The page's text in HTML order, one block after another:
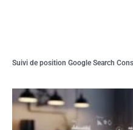
Suivi de position Google Search